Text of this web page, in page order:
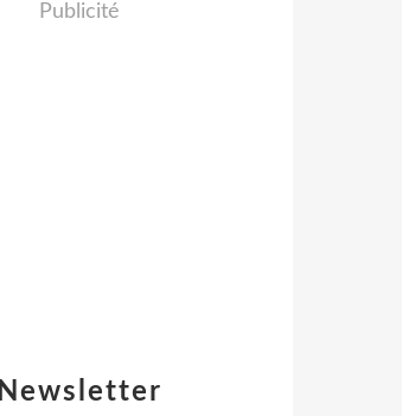
Newsletter
Publicité